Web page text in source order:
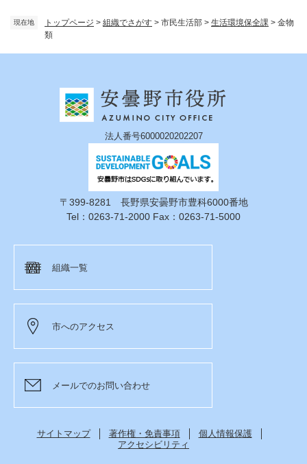
現在地 トップページ > 組織でさがす > 市民生活部 > 生活環境保全課 > 金物
類
法人番号6000020202207
〒399-8281 長野県安曇野市豊科6000番地
Tel：0263-71-2000 Fax：0263-71-5000
組織一覧
市へのアクセス
メールでのお問い合わせ
サイトマップ 著作権・免責事項
個人情報保護
アクセシビリティ